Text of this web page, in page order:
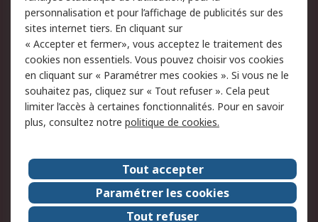
Politique de protection
des données - Mise à
jour
Sécurité des E-mails
Conditions générales
de vente
Politique anti-
corruption
Campagnes marketing
A propos de RS
A propos de RS France
Evénements
Le groupe RS Group Plc
Presse
RS dans le monde
Démarche RSE
RS Particuliers
personnalisation et pour l’affichage de publicités sur des
sites internet tiers. En cliquant sur
« Accepter et fermer», vous acceptez le traitement des
cookies non essentiels. Vous pouvez choisir vos cookies
en cliquant sur « Paramétrer mes cookies ». Si vous ne le
souhaitez pas, cliquez sur « Tout refuser ». Cela peut
limiter l’accès à certaines fonctionnalités. Pour en savoir
plus, consultez notre politique de cookies.
Tout accepter
Paramétrer les cookies
Tout refuser